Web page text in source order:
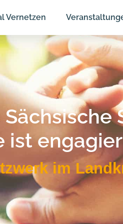
Vernetzen
ist
im